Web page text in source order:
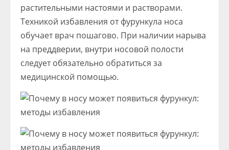
растительными настоями и растворами.
Техникой избавления от фурункула носа
обучает врач пошагово. При наличии нарыва
на преддверии, внутри носовой полости
следует обязательно обратиться за
медицинской помощью.